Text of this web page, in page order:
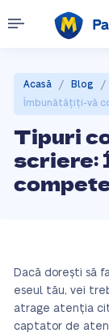
Acasă / Blog /
Îmbunătățiți-vă
Tipuri
scriere:
Dacă dorești să
eseul tău, vei
atrage atenția
captator de